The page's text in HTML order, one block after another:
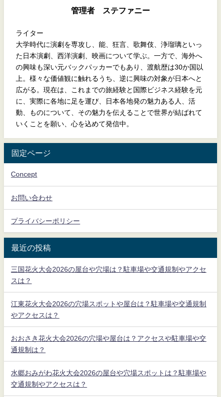
管理者 ステファニー
ライター
大学時代に演劇を専攻し、能、狂言、歌舞伎、浄瑠璃といっ
た日本演劇、西洋演劇、映画について学ぶ。一方で、海外へ
の興味も深い元バックパッカーでもあり、渡航歴は30か国以
上。様々な価値観に触れるうち、逆に興味の対象が日本へと
広がる。現在は、これまでの旅経験と国際ビジネス経験を元
に、実際に各地に足を運び、日本各地発の魅力ある人、活
動、ものについて、その魅力を伝えることで世界が結ばれて
いくことを願い、心を込めて発信中。
固定ページ
Concept
お問い合わせ
プライバシーポリシー
最近の投稿
三国花火大会2026の屋台や穴場は？駐車場や交通規制やアクセ
スは？
江東花火大会2026の穴場スポットや屋台は？駐車場や交通規制
やアクセスは？
おおさき花火大会2026の穴場や屋台は？アクセスや駐車場や交
通規制は？
水郷おみがわ花火大会2026の屋台や穴場スポットは？駐車場や
交通規制やアクセスは？